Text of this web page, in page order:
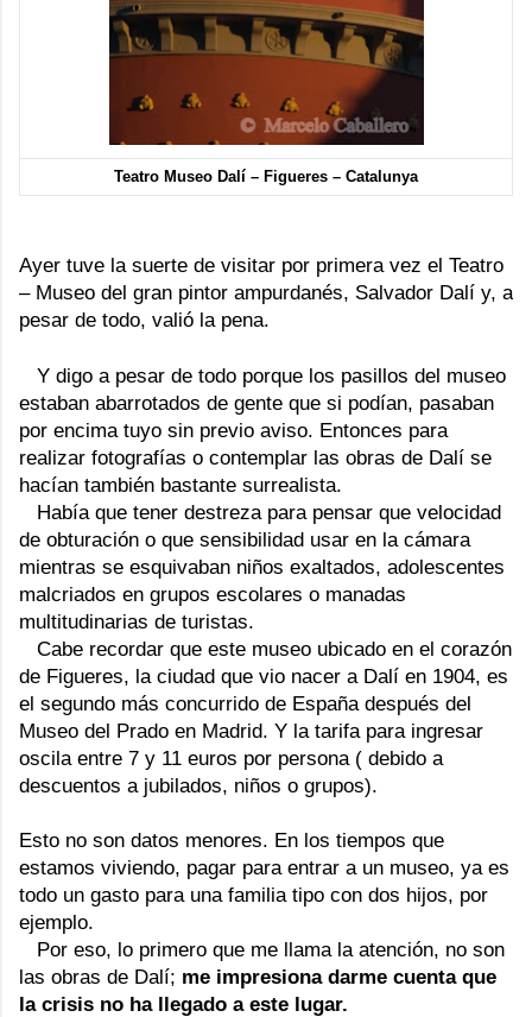
Teatro Museo Dalí – Figueres – Catalunya
Ayer tuve la suerte de visitar por primera vez el Teatro
– Museo del gran pintor ampurdanés, Salvador Dalí y, a
pesar de todo, valió la pena.
Y digo a pesar de todo porque los pasillos del museo
estaban abarrotados de gente que si podían, pasaban
por encima tuyo sin previo aviso. Entonces para
realizar fotografías o contemplar las obras de Dalí se
hacían también bastante surrealista.
Había que tener destreza para pensar que velocidad
de obturación o que sensibilidad usar en la cámara
mientras se esquivaban niños exaltados, adolescentes
malcriados en grupos escolares o manadas
multitudinarias de turistas.
Cabe recordar que este museo ubicado en el corazón
de Figueres, la ciudad que vio nacer a Dalí en 1904, es
el segundo más concurrido de España después del
Museo del Prado en Madrid. Y la tarifa para ingresar
oscila entre 7 y 11 euros por persona ( debido a
descuentos a jubilados, niños o grupos).
Esto no son datos menores. En los tiempos que
estamos viviendo, pagar para entrar a un museo, ya es
todo un gasto para una familia tipo con dos hijos, por
ejemplo.
Por eso, lo primero que me llama la atención, no son
las obras de Dalí; me impresiona darme cuenta que
la crisis no ha llegado a este lugar.